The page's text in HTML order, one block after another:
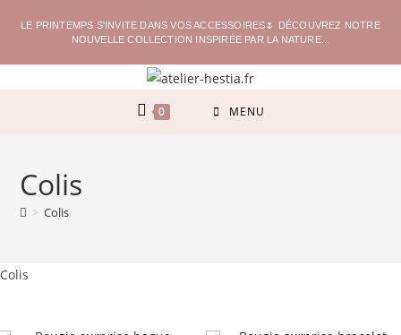
LE PRINTEMPS S'INVITE DANS VOS ACCESSOIRES🌷 DÉCOUVREZ NOTRE
NOUVELLE COLLECTION INSPIRÉE PAR LA NATURE...
0 MENU
Colis
> Colis
Colis